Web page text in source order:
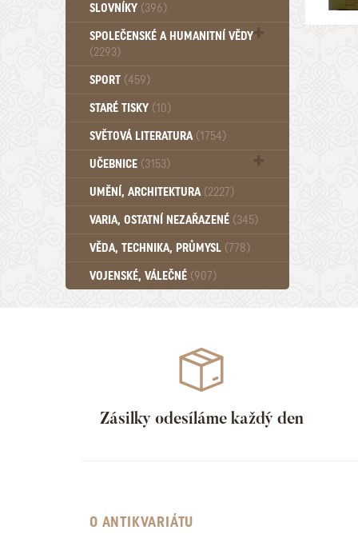
SLOVNÍKY (396)
SPOLEČENSKÉ A HUMANITNÍ VĚDY
(2293)
Pedagogika (191)
Psychologie a osobní rozvoj (761)
SPORT (459)
STARÉ TISKY (10)
SVĚTOVÁ LITERATURA (1754)
UČEBNICE (3153)
Učebnice - Jazykové (1297)
Učebnice - VŠ (259)
Učebnice - ZŠ (556)
Učebnice - Ostatní (499)
UMĚNÍ, ARCHITEKTURA (2227)
VARIA, OSTATNÍ NEZAŘAZENÉ (345)
VĚDA, TECHNIKA, PRŮMYSL (778)
VOJENSKÉ, VÁLEČNÉ (907)
Zásilky odesíláme každý den
O ANTIKVARIÁTU